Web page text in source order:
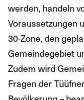
werden, handeln
Voraussetzungen
30-Zone, den
Gemeindegebiet
Zudem wird
Fragen der